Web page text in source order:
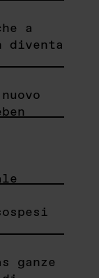
a
diventa
ganze